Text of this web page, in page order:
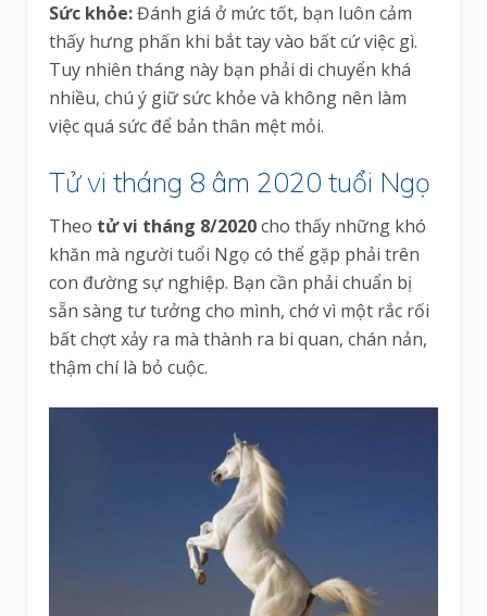
Sức khỏe:Đánh giá ở mức tốt, bạn luôn cảm
thấy hưng phấn khi bắt tay vào bất cứ việc gì.
Tuy nhiên tháng này bạn phải di chuyển khá
nhiều, chú ý giữ sức khỏe và không nên làm
việc quá sức để bản thân mệt mỏi.
Tử vi tháng 8 âm 2020 tuổi Ngọ
Theo tử vi tháng 8/2020cho thấy những khó
khăn mà người tuổi Ngọ có thể gặp phải trên
con đường sự nghiệp. Bạn cần phải chuẩn bị
sẵn sàng tư tưởng cho mình, chớ vì một rắc rối
bất chợt xảy ra mà thành ra bi quan, chán nản,
thậm chí là bỏ cuộc.